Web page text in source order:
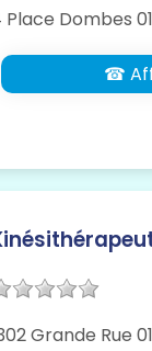
Place Dombes
☎
Grande Rue